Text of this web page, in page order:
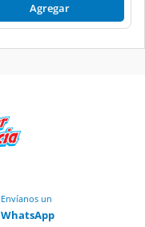
Agregar
Envíanos un
WhatsApp